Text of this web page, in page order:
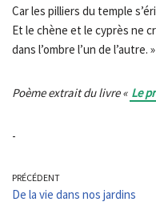
Car les pilliers du temple
Et le chène et le cyprès ne
dans l’ombre l’un de l’autre. »
Poème extrait du livre « Le
-
PRÉCÉDENT
De la vie dans nos jardins